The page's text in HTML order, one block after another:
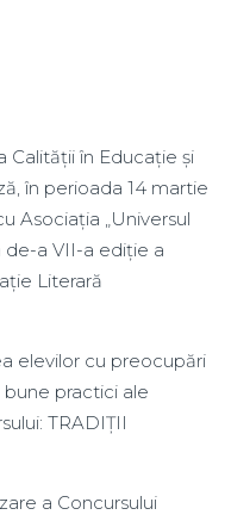
Calității în Educație și
în perioada 14 martie
Asociația „Universul
de-a VII-a ediție a
Literară
elevilor cu preocupări
practici ale
TRADIȚII
a Concursului